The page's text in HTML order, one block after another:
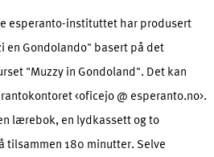
esperanto-instituttet har produsert
en Gondolando" basert på det
"Muzzy in Gondoland". Det kan
<oficejo @ esperanto.no>.
lærebok, en lydkassett og to
tilsammen 180 minutter. Selve